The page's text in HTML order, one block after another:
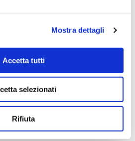
Mostra dettagli
Accetta tutti
selezionati
Rifiuta
I venditori son..
Comunicazione
rapida e prodotti